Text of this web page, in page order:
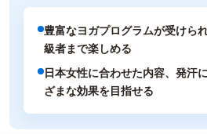
豊富なヨガプログラムが受けら
級者まで楽しめる
日本女性に合わせた内容、発汗
ざまな効果を目指せる